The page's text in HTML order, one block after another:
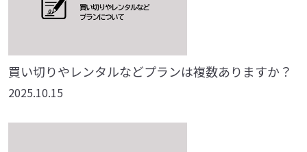
買い切りやレンタルなどプランは複数ありますか？
2025.10.15